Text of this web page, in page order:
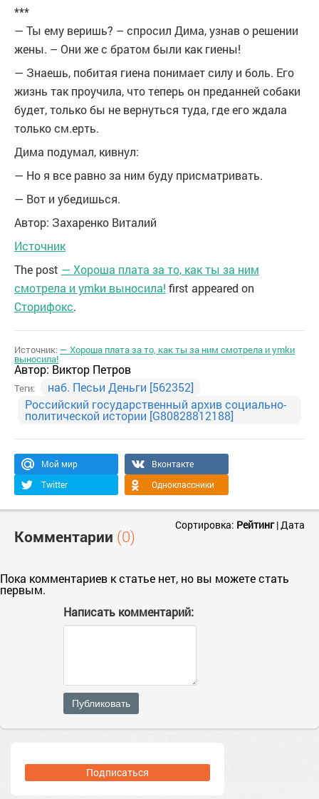
***
— Ты ему веришь? – спросил Дима, узнав о решении
жены. – Они же с братом были как гиены!
— Знаешь, побитая гиена понимает силу и боль. Его
жизнь так проучила, что теперь он преданней собаки
будет, только бы не вернуться туда, где его ждала
только см.ерть.
Дима подумал, кивнул:
— Но я все равно за ним буду присматривать.
— Вот и убедишься.
Автор: Захаренко Виталий
Источник
The post — Хороша плата за то, как ты за ним
смотрела и уmkи выносила! first appeared on
Сторифокс.
Источник: — Хороша плата за то, как ты за ним смотрела и уmkи
выносила!
Автор: Виктор Петров
Теги:
наб. Песьи Деньги [562352]
Российский государственный архив социально-
политической истории [G80828812188]
Мой мир
Вконтакте
Twitter
Одноклассники
Комментарии (0)
Сортировка: Рейтинг|Дата
Пока комментариев к статье нет, но вы можете стать
первым.
Написать комментарий:
Публиковать
Подписаться